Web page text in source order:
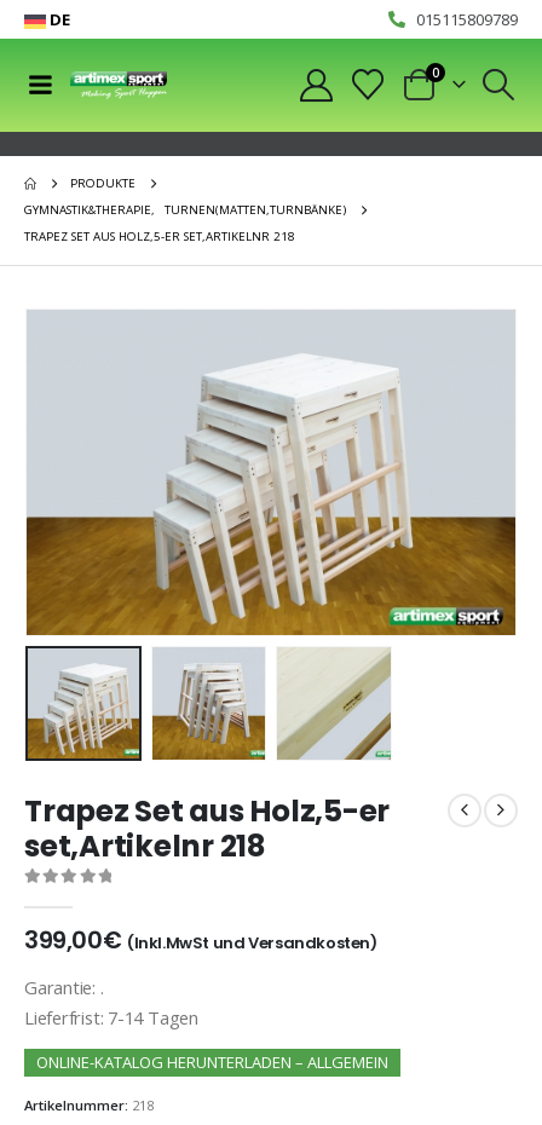
DE 015115809789
0
PRODUKTE
GYMNASTIK&THERAPIE,
TURNEN(MATTEN,TURNBÄNKE)
TRAPEZ SET AUS HOLZ,5-ER SET,ARTIKELNR 218
Trapez Set aus Holz,5-er
set,Artikelnr 218
399,00€ (Inkl.MwSt und Versandkosten)
Garantie: .
Lieferfrist: 7-14 Tagen
ONLINE-KATALOG HERUNTERLADEN – ALLGEMEIN
Artikelnummer: 218